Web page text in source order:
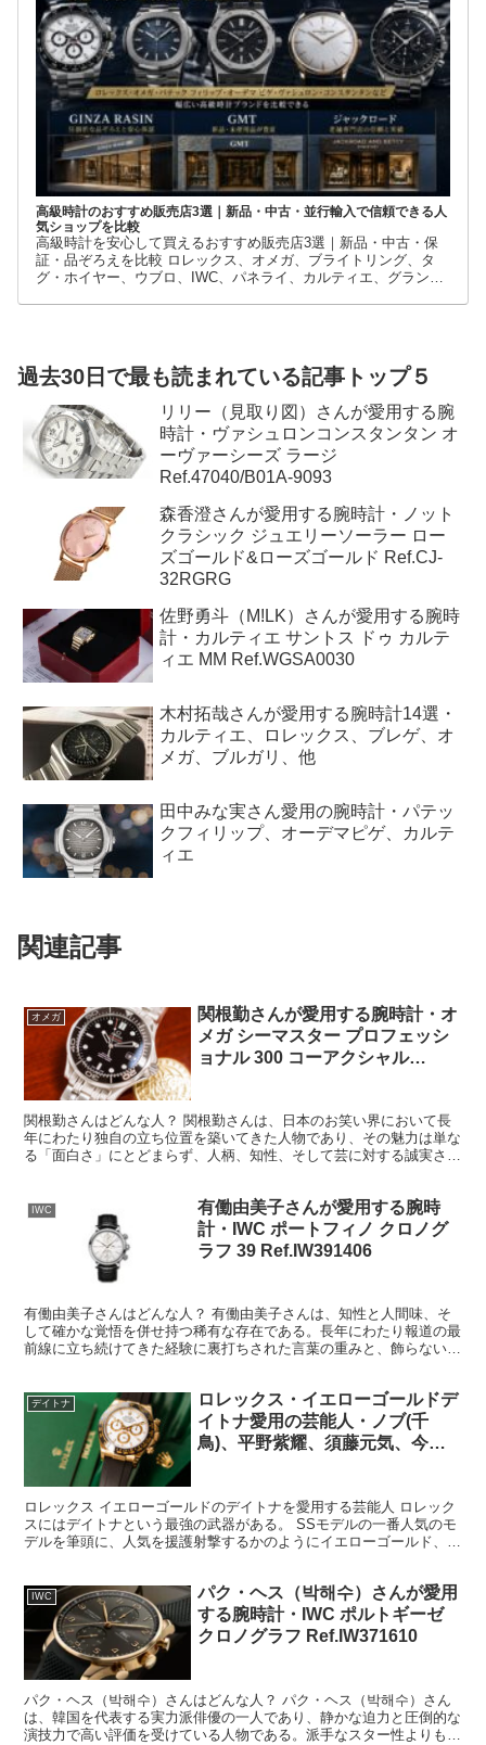
高級時計のおすすめ販売店3選｜新品・中古・並行輸入で信頼できる人
気ショップを比較
高級時計を安心して買えるおすすめ販売店3選｜新品・中古・保
証・品ぞろえを比較 ロレックス、オメガ、ブライトリング、タ
グ・ホイヤー、ウブロ、IWC、パネライ、カルティエ、グランド
過去30日で最も読まれている記事トップ５
リリー（見取り図）さんが愛用する腕
時計・ヴァシュロンコンスタンタン オ
ーヴァーシーズ ラージ
Ref.47040/B01A-9093
森香澄さんが愛用する腕時計・ノット
クラシック ジュエリーソーラー ロー
ズゴールド&ローズゴールド Ref.CJ-
32RGRG
佐野勇斗（M!LK）さんが愛用する腕時
計・カルティエ サントス ドゥ カルテ
ィエ MM Ref.WGSA0030
木村拓哉さんが愛用する腕時計14選・
カルティエ、ロレックス、ブレゲ、オ
メガ、ブルガリ、他
田中みな実さん愛用の腕時計・パテッ
クフィリップ、オーデマピゲ、カルテ
ィエ
関連記事
オメガ
関根勤さんが愛用する腕時計・オ
メガ シーマスター プロフェッシ
ョナル 300 コーアクシャル
関根勤さんはどんな人？ 関根勤さんは、日本のお笑い界において長
年にわたり独自の立ち位置を築いてきた人物であり、その魅力は単な
る「面白さ」にとどまらず、人柄、知性、そして芸に対する誠実さに
IWC
有働由美子さんが愛用する腕時
計・IWC ポートフィノ クロノグ
ラフ 39 Ref.IW391406
有働由美子さんはどんな人？ 有働由美子さんは、知性と人間味、そ
して確かな覚悟を併せ持つ稀有な存在である。長年にわたり報道の最
前線に立ち続けてきた経験に裏打ちされた言葉の重みと、飾らない人
デイトナ
ロレックス・イエローゴールドデ
イトナ愛用の芸能人・ノブ(千
鳥)、平野紫耀、須藤元気、今市
ロレックス イエローゴールドのデイトナを愛用する芸能人 ロレック
スにはデイトナという最強の武器がある。 SSモデルの一番人気のモ
デルを筆頭に、人気を援護射撃するかのようにイエローゴールド、エ
IWC
パク・ヘス（박해수）さんが愛用
する腕時計・IWC ポルトギーゼ
クロノグラフ Ref.IW371610
パク・ヘス（박해수）さんはどんな人？ パク・ヘス（박해수）さん
は、韓国を代表する実力派俳優の一人であり、静かな迫力と圧倒的な
演技力で高い評価を受けている人物である。派手なスター性よりも、